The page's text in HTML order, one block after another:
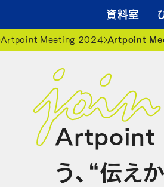
資料室
Artpoint Meeting 2024 Artpoint
Artpoint
う、“伝え